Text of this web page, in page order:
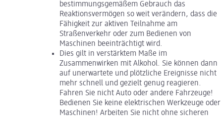
bestimmungsgemäßem Gebrauch das
Reaktionsvermögen so weit verändern, dass die
Fähigkeit zur aktiven Teilnahme am
Straßenverkehr oder zum Bedienen von
Maschinen beeinträchtigt wird.
Dies gilt in verstärktem Maße im
Zusammenwirken mit Alkohol. Sie können dann
auf unerwartete und plötzliche Ereignisse nicht
mehr schnell und gezielt genug reagieren.
Fahren Sie nicht Auto oder andere Fahrzeuge!
Bedienen Sie keine elektrischen Werkzeuge oder
Maschinen! Arbeiten Sie nicht ohne sicheren